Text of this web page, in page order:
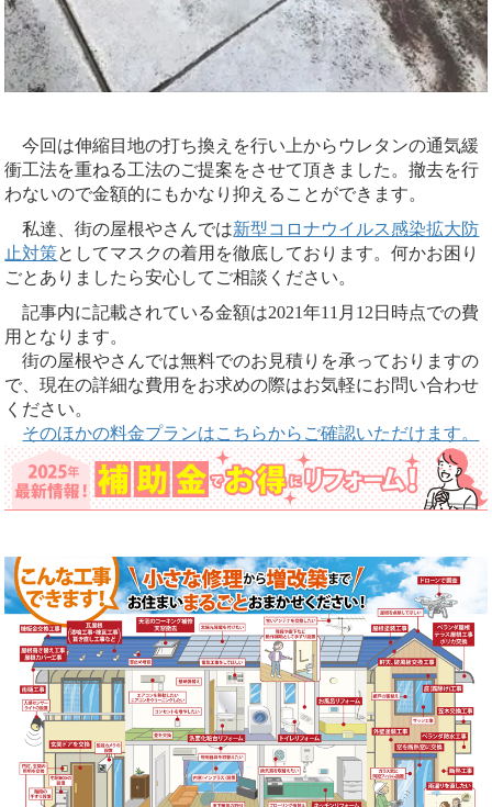
今回は伸縮目地の打ち換えを行い上からウレタンの通気緩
衝工法を重ねる工法のご提案をさせて頂きました。撤去を行
わないので金額的にもかなり抑えることができます。
私達、街の屋根やさんでは新型コロナウイルス感染拡大防
止対策としてマスクの着用を徹底しております。何かお困り
ごとありましたら安心してご相談ください。
記事内に記載されている金額は2021年11月12日時点での費
用となります。
街の屋根やさんでは無料でのお見積りを承っておりますの
で、現在の詳細な費用をお求めの際はお気軽にお問い合わせ
ください。
そのほかの料金プランはこちらからご確認いただけます。